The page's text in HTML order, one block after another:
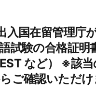
入国在留管理庁
試験の合格証明
など） ※該当
ご確認いただけ